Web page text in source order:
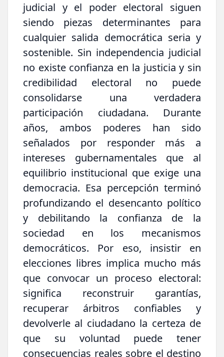
judicial y el poder electoral siguen
siendo piezas determinantes para
cualquier salida democrática seria y
sostenible. Sin independencia judicial
no existe confianza en la justicia y sin
credibilidad electoral no puede
consolidarse una verdadera
participación ciudadana. Durante
años, ambos poderes han sido
señalados por responder más a
intereses gubernamentales que al
equilibrio institucional que exige una
democracia. Esa percepción terminó
profundizando el desencanto político
y debilitando la confianza de la
sociedad en los mecanismos
democráticos. Por eso, insistir en
elecciones libres implica mucho más
que convocar un proceso electoral:
significa reconstruir garantías,
recuperar árbitros confiables y
devolverle al ciudadano la certeza de
que su voluntad puede tener
consecuencias reales sobre el destino